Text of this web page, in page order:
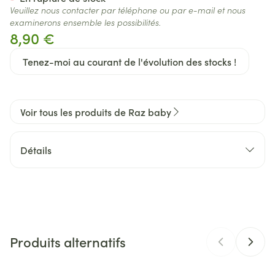
8,90 €
Tenez-moi au courant de l'évolution des stocks !
Veuillez nous contacter par téléphone ou par e-mail et nous
examinerons ensemble les possibilités.
Voir tous les produits de Raz baby
Détails
Marques Raz baby
Produits alternatifs